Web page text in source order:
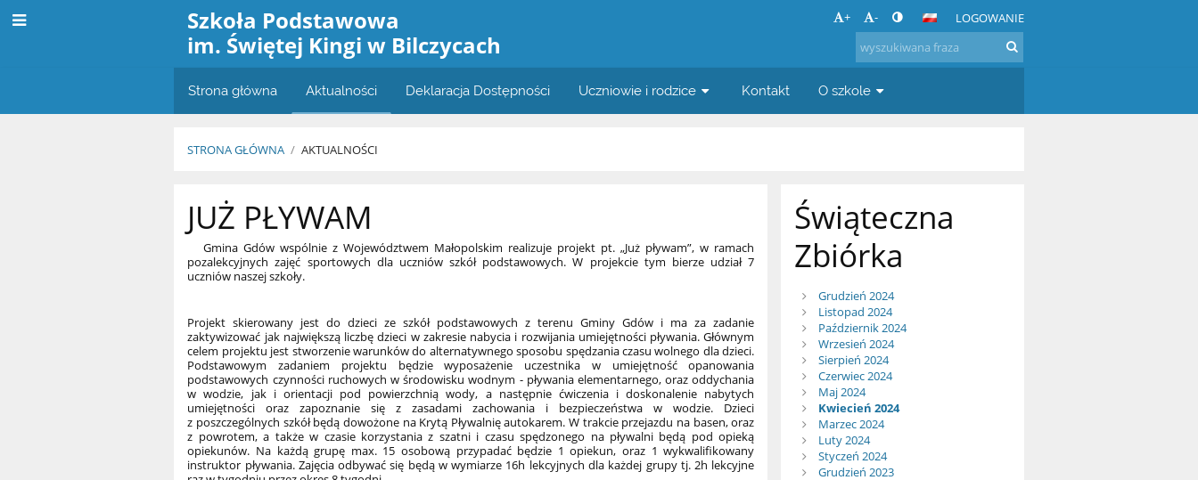
Szkoła Podstawowa
im. Świętej Kingi w Bilczycach
+ - LOGOWANIE
Strona główna Aktualności Deklaracja Dostępności Uczniowie i rodzice Kontakt O szkole
STRONA GŁÓWNA / AKTUALNOŚCI
Aktualności
JUŻ PŁYWAM
Gmina Gdów wspólnie z Województwem Małopolskim realizuje projekt pt. „Już pływam”, w ramach
pozalekcyjnych zajęć sportowych dla uczniów szkół podstawowych. W projekcie tym bierze udział 7
uczniów naszej szkoły.
Projekt skierowany jest do dzieci ze szkół podstawowych z terenu Gminy Gdów i ma za zadanie
zaktywizować jak największą liczbę dzieci w zakresie nabycia i rozwijania umiejętności pływania. Głównym
celem projektu jest stworzenie warunków do alternatywnego sposobu spędzania czasu wolnego dla dzieci.
Podstawowym zadaniem projektu będzie wyposażenie uczestnika w umiejętność opanowania
podstawowych czynności ruchowych w środowisku wodnym - pływania elementarnego, oraz oddychania
w wodzie, jak i orientacji pod powierzchnią wody, a następnie ćwiczenia i doskonalenie nabytych
umiejętności oraz zapoznanie się z zasadami zachowania i bezpieczeństwa w wodzie. Dzieci
z poszczególnych szkół będą dowożone na Krytą Pływalnię autokarem. W trakcie przejazdu na basen, oraz
z powrotem, a także w czasie korzystania z szatni i czasu spędzonego na pływalni będą pod opieką
opiekunów. Na każdą grupę max. 15 osobową przypadać będzie 1 opiekun, oraz 1 wykwalifikowany
instruktor pływania. Zajęcia odbywać się będą w wymiarze 16h lekcyjnych dla każdej grupy tj. 2h lekcyjne
Świąteczna
Zbiórka
Grudzień 2024
Listopad 2024
Październik 2024
Wrzesień 2024
Sierpień 2024
Czerwiec 2024
Maj 2024
Kwiecień 2024
Marzec 2024
Luty 2024
Styczeń 2024
Grudzień 2023